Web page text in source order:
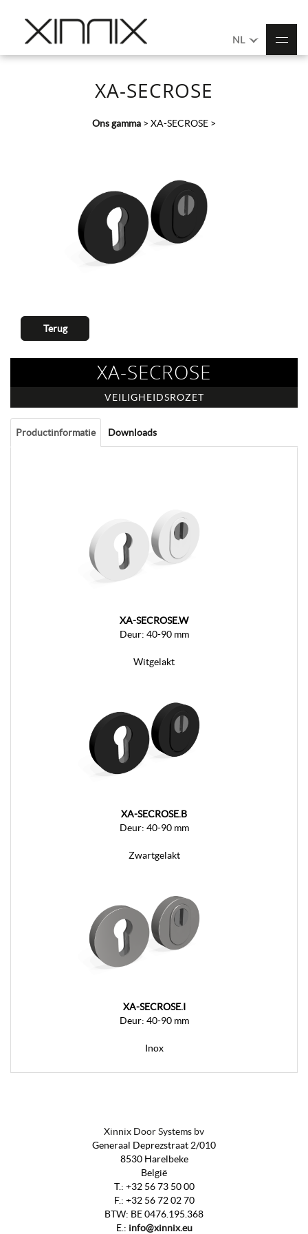
NL
XA-SECROSE
Ons gamma > XA-SECROSE >
Terug
XA-SECROSE
VEILIGHEIDSROZET
Productinformatie Downloads
XA-SECROSE.W
Deur: 40-90 mm
Witgelakt
XA-SECROSE.B
Deur: 40-90 mm
Zwartgelakt
XA-SECROSE.I
Deur: 40-90 mm
Inox
Xinnix Door Systems bv
Generaal Deprezstraat 2/010
8530 Harelbeke
België
T.: +32 56 73 50 00
F.: +32 56 72 02 70
BTW: BE 0476.195.368
E.: info@xinnix.eu